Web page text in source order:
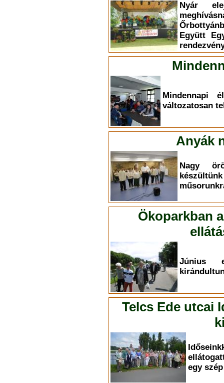
Nyár
Együtt
Mindennapi
változatosan
Anyák
Nagy
Ökoparkban
Június
Telcs Ede utcai
egy